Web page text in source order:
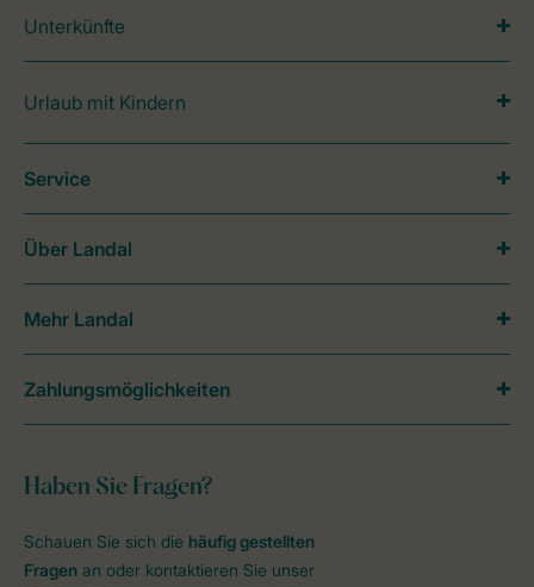
Unterkünfte
Urlaub mit Kindern
Haben Sie Fragen?
Schauen Sie sich die häufig gestellten
Fragen an oder kontaktieren Sie unser
Service
Über Landal
Mehr Landal
Zahlungsmöglichkeiten